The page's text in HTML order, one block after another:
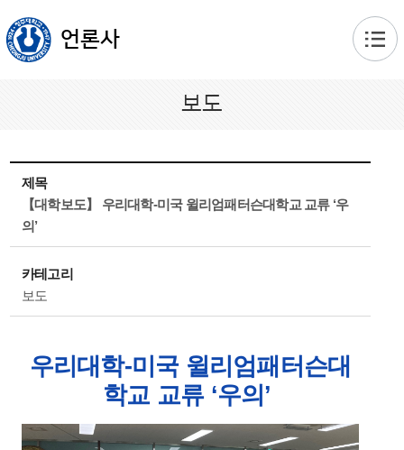
언론사
보도
제목
【대학보도】 우리대학-미국 윌리엄패터슨대학교 교류 ‘우
의’
카테고리
보도
우리대학-미국 윌리엄패터슨대
학교 교류 ‘우의’